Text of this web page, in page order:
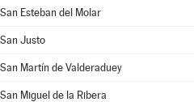
San Esteban del Molar
San Justo
San Martín de Valderaduey
San Miguel de la Ribera